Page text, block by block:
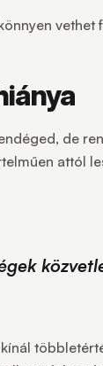
vethet
de
attól